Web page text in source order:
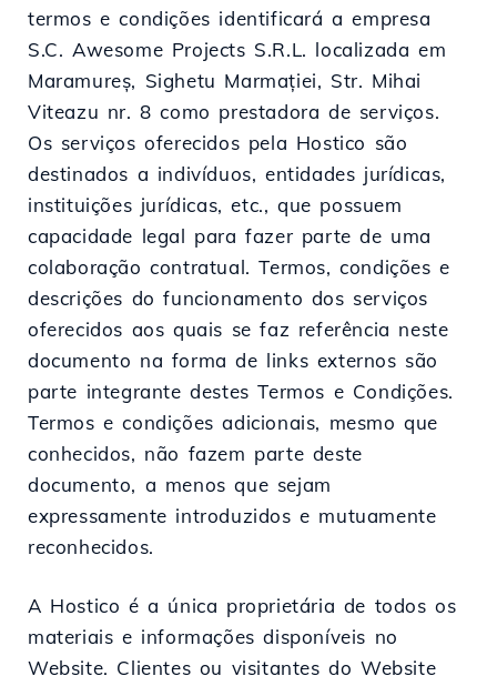
termos e condições identificará a empresa
S.C. Awesome Projects S.R.L. localizada em
Maramureș, Sighetu Marmației, Str. Mihai
Viteazu nr. 8 como prestadora de serviços.
Os serviços oferecidos pela Hostico são
destinados a indivíduos, entidades jurídicas,
instituições jurídicas, etc., que possuem
capacidade legal para fazer parte de uma
colaboração contratual. Termos, condições e
descrições do funcionamento dos serviços
oferecidos aos quais se faz referência neste
documento na forma de links externos são
parte integrante destes Termos e Condições.
Termos e condições adicionais, mesmo que
conhecidos, não fazem parte deste
documento, a menos que sejam
expressamente introduzidos e mutuamente
reconhecidos.
A Hostico é a única proprietária de todos os
materiais e informações disponíveis no
Website. Clientes ou visitantes do Website